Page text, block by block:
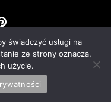
świadczyć usługi na
ze strony oznacza,
użycie.
polityka prywatności